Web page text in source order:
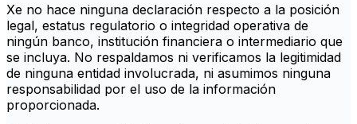
Xe no hace ninguna declaración respecto a la posición
legal, estatus regulatorio o integridad operativa de
ningún banco, institución financiera o intermediario que
se incluya. No respaldamos ni verificamos la legitimidad
de ninguna entidad involucrada, ni asumimos ninguna
responsabilidad por el uso de la información
proporcionada.